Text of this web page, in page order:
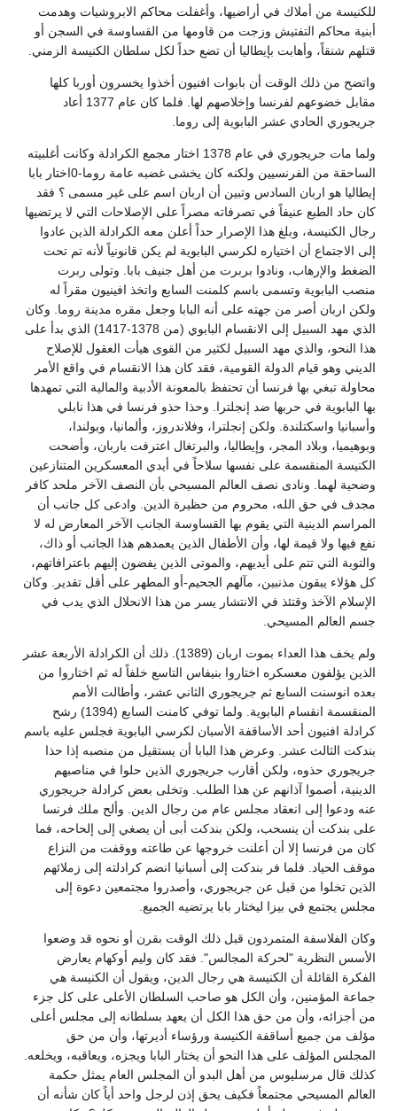
للكنيسة من أملاك في أراضيها، وأغفلت محاكم الابروشيات وهدمت
أبنية محاكم التفتيش وزجت من قاومها من القساوسة في السجن أو
قتلهم شنقاً، وأهابت بإيطاليا أن تضع حداً لكل سلطان الكنيسة الزمني.
واتضح من ذلك الوقت أن بابوات افنيون أخذوا يخسرون أوربا كلها
مقابل خضوعهم لفرنسا وإخلاصهم لها. فلما كان عام 1377 أعاد
جريجوري الحادي عشر البابوية إلى روما.
ولما مات جريجوري في عام 1378 اختار مجمع الكرادلة وكانت أغلبيته
الساحقة من الفرنسيين ولكنه كان يخشى غضبه عامة روما-0اختار بابا
إيطاليا هو اربان السادس وتبين أن اربان اسم على غير مسمى ؟ فقد
كان حاد الطبع عنيفاً في تصرفاته مصراً على الإصلاحات التي لا يرتضيها
رجال الكنيسة، وبلغ هذا الإصرار حداً أعلن معه الكرادلة الذين عادوا
إلى الاجتماع أن اختياره لكرسي البابوية لم يكن قانونياً لأنه تم تحت
الضغط والإرهاب، ونادوا بربرت من أهل جنيف بابا. وتولى ربرت
منصب البابوية وتسمى باسم كلمنت السابع واتخذ افينيون مقراً له
ولكن اربان أصر من جهته على أنه البابا وجعل مقره مدينة روما. وكان
الذي مهد السبيل إلى الانقسام البابوي (من 1378-1417) الذي بدأ على
هذا النحو، والذي مهد السبيل لكثير من القوى هيأت العقول للإصلاح
الديني وهو قيام الدولة القومية، فقد كان هذا الانقسام في واقع الأمر
محاولة تبغي بها فرنسا أن تحتفظ بالمعونة الأدبية والمالية التي تمهدها
بها البابوية في حربها ضد إنجلترا. وحذا حذو فرنسا في هذا نابلي
وأسبانيا واسكتلندة. ولكن إنجلترا، وفلاندروز، وألمانيا، وبولندا،
وبوهيميا، وبلاد المجر، وإيطاليا، والبرتغال اعترفت باربان، وأضحت
الكنيسة المنقسمة على نفسها سلاحاً في أيدي المعسكرين المتنازعين
وضحية لهما. ونادى نصف العالم المسيحي بأن النصف الآخر ملحد كافر
مجدف في حق الله، محروم من حظيرة الدين. وادعى كل جانب أن
المراسم الدينية التي يقوم بها القساوسة الجانب الآخر المعارض له لا
نفع فيها ولا قيمة لها، وأن الأطفال الذين يعمدهم هذا الجانب أو ذاك،
والتوبة التي تتم على أيديهم، والموتى الذين يفضون إليهم باعترافاتهم،
كل هؤلاء يبقون مذنبين، مآلهم الجحيم-أو المطهر على أقل تقدير. وكان
الإسلام الآخذ وقتئذ في الانتشار يسر من هذا الانحلال الذي يدب في
جسم العالم المسيحي.
ولم يخف هذا العداء بموت اربان (1389). ذلك أن الكرادلة الأربعة عشر
الذين يؤلفون معسكره اختاروا بنيفاس التاسع خلفاً له ثم اختاروا من
بعده انوسنت السابع ثم جريجوري الثاني عشر، وأطالت الأمم
المنقسمة انقسام البابوية. ولما توفي كامنت السابع (1394) رشح
كرادلة افنيون أحد الأساقفة الأسبان لكرسي البابوية فجلس عليه باسم
بندكت الثالث عشر. وعرض هذا البابا أن يستقيل من منصبه إذا حذا
جريجوري حذوه، ولكن أقارب جريجوري الذين حلوا في مناصبهم
الدينية، أصموا آذانهم عن هذا الطلب. وتخلى بعض كرادلة جريجوري
عنه ودعوا إلى انعقاد مجلس عام من رجال الدين. وألح ملك فرنسا
على بندكت أن ينسحب، ولكن بندكت أبى أن يصغي إلى إلحاحه، فما
كان من فرنسا إلا أن أعلنت خروجها عن طاعته ووقفت من النزاع
موقف الحياد. فلما فر بندكت إلى أسبانيا انضم كرادلته إلى زملائهم
الذين تخلوا من قبل عن جريجوري، وأصدروا مجتمعين دعوة إلى
مجلس يجتمع في بيزا ليختار بابا يرتضيه الجميع.
وكان الفلاسفة المتمردون قبل ذلك الوقت بقرن أو نحوه قد وضعوا
الأسس النظرية "لحركة المجالس". فقد كان وليم أوكهام يعارض
الفكرة القائلة أن الكنيسة هي رجال الدين، ويقول أن الكنيسة هي
جماعة المؤمنين، وأن الكل هو صاحب السلطان الأعلى على كل جزء
من أجزائه، وأن من حق هذا الكل أن يعهد بسلطانه إلى مجلس أعلى
مؤلف من جميع أساقفة الكنيسة ورؤساء أديرتها، وأن من حق
المجلس المؤلف على هذا النحو أن يختار البابا ويجزه، ويعاقبه، ويخلعه.
كذلك قال مرسليوس من أهل البدو أن المجلس العام يمثل حكمة
العالم المسيحي مجتمعاً فكيف يحق إذن لرجل واحد أياً كان شأنه أن